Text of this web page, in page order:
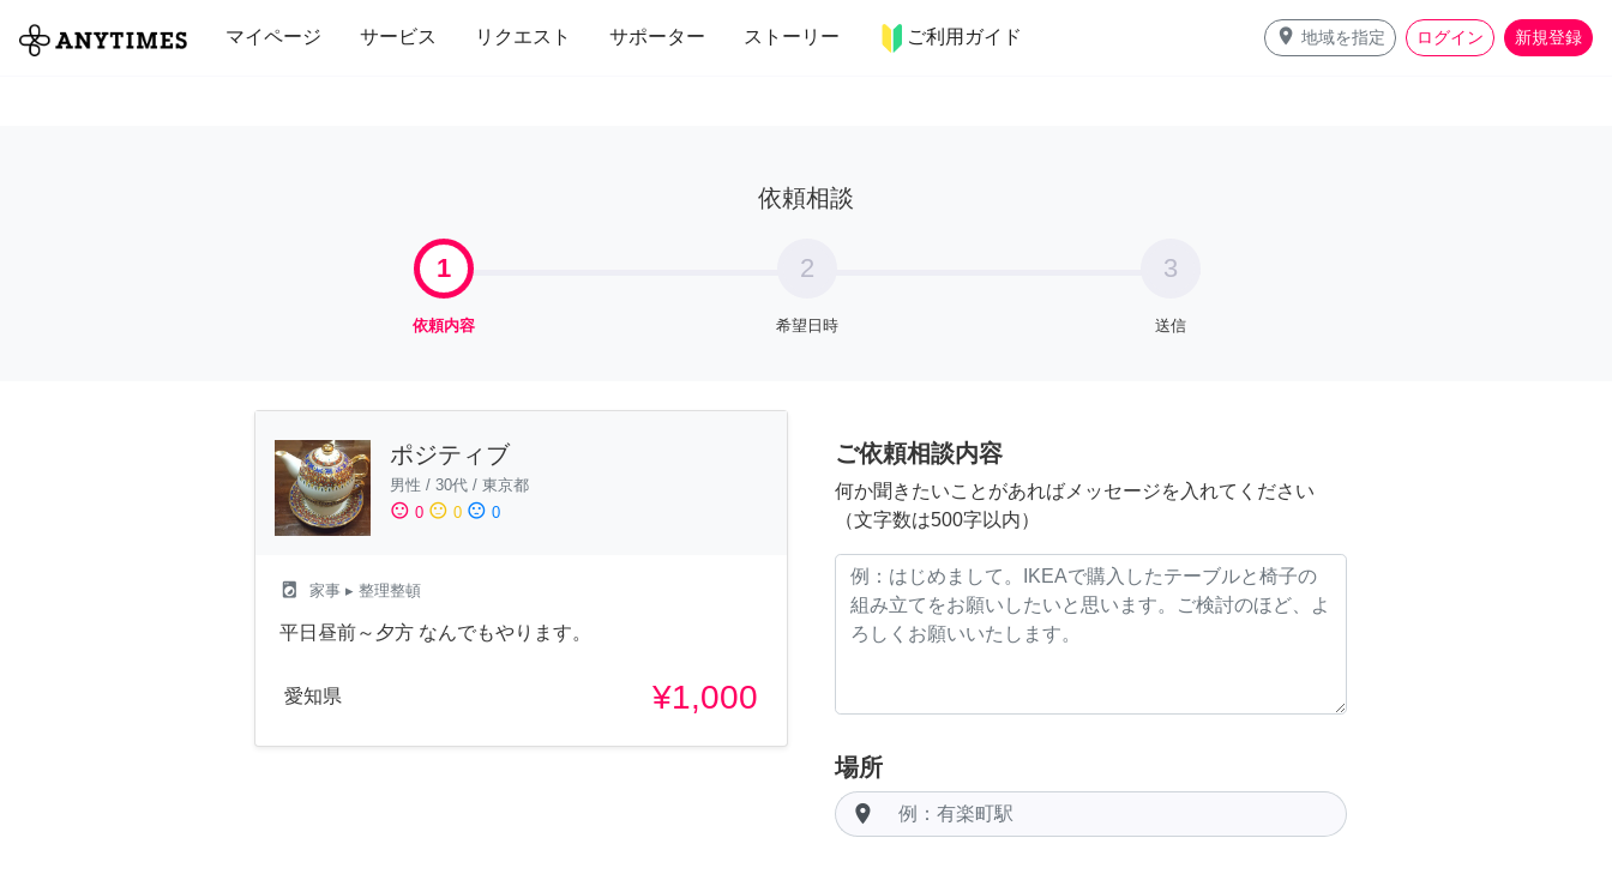
マイページ サービス リクエスト サポーター ストーリー ご利用ガイド place 地域を指定 ログイン 新規登録
全て 修理・組立 家事 引っ越し インテリア 趣味・習い事 ペット 料理
依頼相談
1
依頼内容
2
希望日時
3
送信
ポジティブ
男性 / 30代 / 東京都
sentiment_satisfied 0 sentiment_neutral 0 sentiment_dissatisfied 0
local_laundry_service 家事 ▸ 整理整頓
平日昼前～夕方 なんでもやります。
愛知県 ¥1,000
ご依頼相談内容
何か聞きたいことがあればメッセージを入れてください
（文字数は500字以内）
場所
room